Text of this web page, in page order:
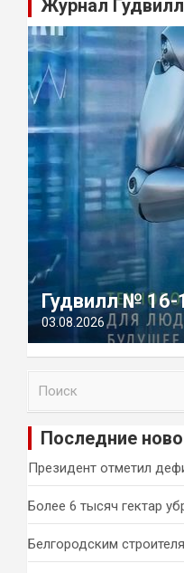
Журнал Гудвилл
Гудвилл №
03.08.2026
и
Последние
Президент отметил
Более 6 тысяч гектар
Белгородским